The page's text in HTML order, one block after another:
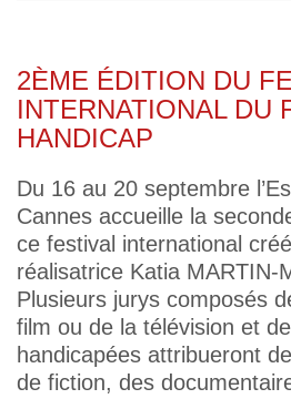
2ÈME ÉDITION DU
INTERNATIONAL DU
HANDICAP
Du 16 au 20 septembre
Cannes accueille la
ce festival international
réalisatrice Katia MARTIN-
Plusieurs jurys composés
film ou de la télévision et
handicapées attribueront
de fiction, des